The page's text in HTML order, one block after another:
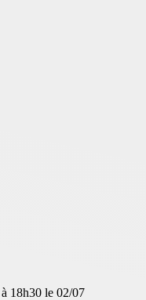
18h30 le 02/07